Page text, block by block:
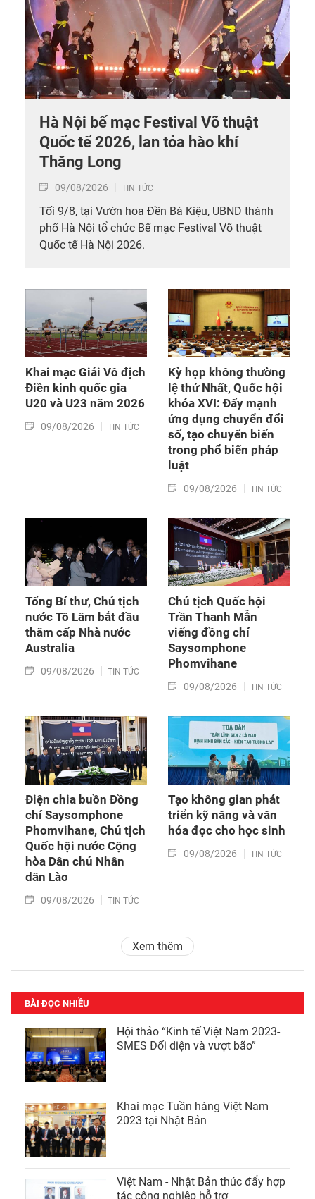
Hà Nội bế mạc Festival Võ thuật
Quốc tế 2026, lan tỏa hào khí
Thăng Long
09/08/2026 TIN TỨC
Tối 9/8, tại Vườn hoa Đền Bà Kiệu, UBND thành
phố Hà Nội tổ chức Bế mạc Festival Võ thuật
Quốc tế Hà Nội 2026.
Khai mạc Giải Vô địch
Điền kinh quốc gia
U20 và U23 năm 2026
09/08/2026 TIN TỨC
Kỳ họp không thường
lệ thứ Nhất, Quốc hội
khóa XVI: Đẩy mạnh
ứng dụng chuyển đổi
số, tạo chuyển biến
trong phổ biến pháp
luật
09/08/2026 TIN TỨC
Tổng Bí thư, Chủ tịch
nước Tô Lâm bắt đầu
thăm cấp Nhà nước
Australia
09/08/2026 TIN TỨC
Chủ tịch Quốc hội
Trần Thanh Mẫn
viếng đồng chí
Saysomphone
Phomvihane
09/08/2026 TIN TỨC
Điện chia buồn Đồng
chí Saysomphone
Phomvihane, Chủ tịch
Quốc hội nước Cộng
hòa Dân chủ Nhân
dân Lào
09/08/2026 TIN TỨC
Tạo không gian phát
triển kỹ năng và văn
hóa đọc cho học sinh
09/08/2026 TIN TỨC
Xem thêm
BÀI ĐỌC NHIỀU
Hội thảo “Kinh tế Việt Nam 2023-
SMES Đối diện và vượt bão”
Khai mạc Tuần hàng Việt Nam
2023 tại Nhật Bản
Việt Nam - Nhật Bản thúc đẩy hợp
tác công nghiệp hỗ trợ